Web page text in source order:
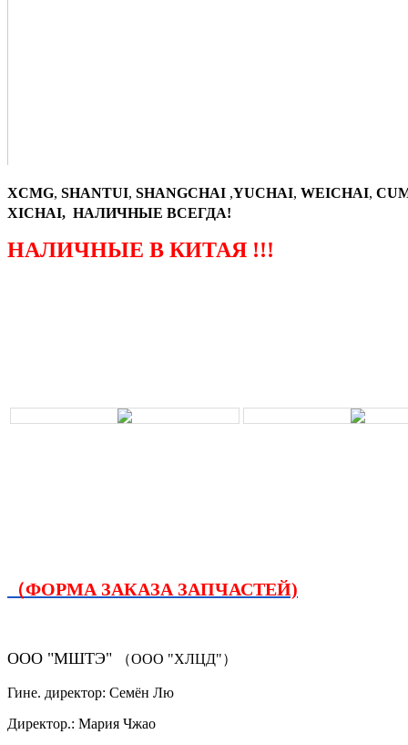
XCMG, SHANTUI, SHANGCHAI ,YUCHAI, WEICHAI,
XICHAI, НАЛИЧНЫЕ ВСЕГДА!
НАЛИЧНЫЕ В КИТАЯ !!!
（ФОРМА ЗАКАЗА ЗАПЧАСТЕЙ)
ООО "МШТЭ" （ООО "ХЛЦД"）
Гине. директор: Семён Лю
Директор.: Мария Чжао